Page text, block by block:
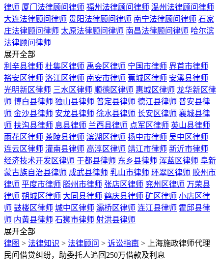
律师 厦门法律顾问律师 福州法律顾问律师 温州法律顾问律师
大连法律顾问律师 贵阳法律顾问律师 南宁法律顾问律师 石家
庄法律顾问律师 太原法律顾问律师 南昌法律顾问律师 哈尔滨
法律顾问律师
展开全部
利辛县律师 杜集区律师 禹会区律师 宁国市律师 界首市律师
裕安区律师 洛江区律师 南安市律师 蕉城区律师 安溪县律师
光明新区律师 三水区律师 顺德区律师 惠城区律师 龙华新区律
师 博白县律师 独山县律师 普定县律师 德江县律师 普安县律
师 金沙县律师 安龙县律师 徐水县律师 长安区律师 襄城县律
师 扶沟县律师 息县律师 兰西县律师 点军区律师 英山县律师
雨花区律师 茶陵县律师 滨湖区律师 扬中市律师 吴中区律师
连云区律师 灌南县律师 高淳区律师 靖江市律师 新沂市律师
经济技术开发区律师 于都县律师 东乡县律师 浑蓝区律师 阜新
蒙古族自治县律师 成武县律师 乳山市律师 环翠区律师 胶州市
律师 平度市律师 滕州市律师 张店区律师 兖州区律师 万荣县
律师 朔城区律师 大同县律师 鹤庆县律师 矿区律师 小店区律
师 鼓楼区律师 城中区律师 灞桥区律师 连江县律师 霍邱县律
师 内黄县律师 石狮市律师 射洪县律师
展开全部
律图 > 法律知识 > 法律顾问 > 诉讼指南 >
上海施政律师代理
民间借贷纠纷，助委托人追回250万借款及利息